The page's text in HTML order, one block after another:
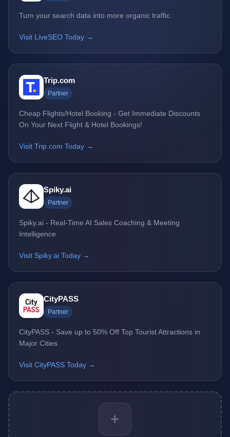
Turn your search data into more organic traffic
Visit LiveSEO Today →
Trip.com
Partner
Cheap Flights/Hotel Booking - Get Immediate Discounts
On Your Next Flight & Hotel Bookings!
Visit Trip.com Today →
Spiky.ai
Partner
Spiky.ai - Real-Time AI Sales Coaching & Meeting
Intelligence
Visit Spiky.ai Today →
CityPASS
Partner
CityPASS - Save up to 50% Off Top Tourist Attractions in
Major Cities
Visit CityPASS Today →
+